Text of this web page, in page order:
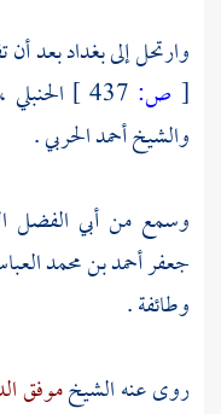
وارتحل إلىبغدادبعد أن
[ ص: الحنبلي
والشيخأحمد الحربي.
وسمع منأبي الفضل
جعفر أحمد بن محمد
وطائفة .
روى عنه الشيخموفق